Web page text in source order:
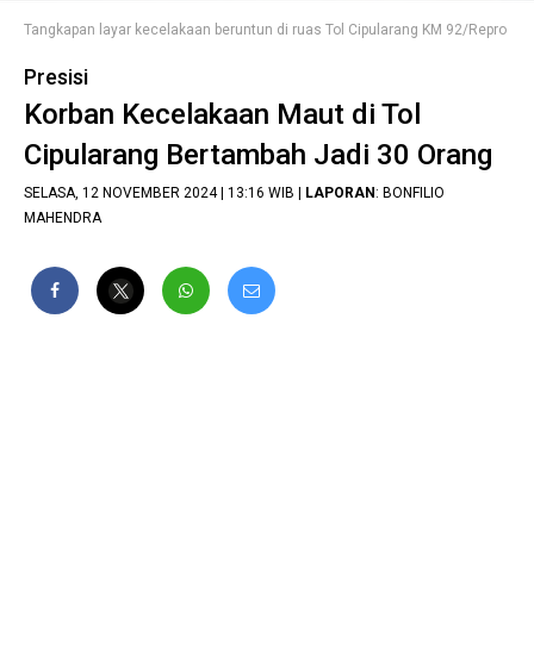
Tangkapan layar kecelakaan beruntun di ruas Tol Cipularang KM 92/Repro
Presisi
Korban Kecelakaan Maut di Tol
Cipularang Bertambah Jadi 30 Orang
SELASA, 12 NOVEMBER 2024 | 13:16 WIB | LAPORAN: BONFILIO
MAHENDRA